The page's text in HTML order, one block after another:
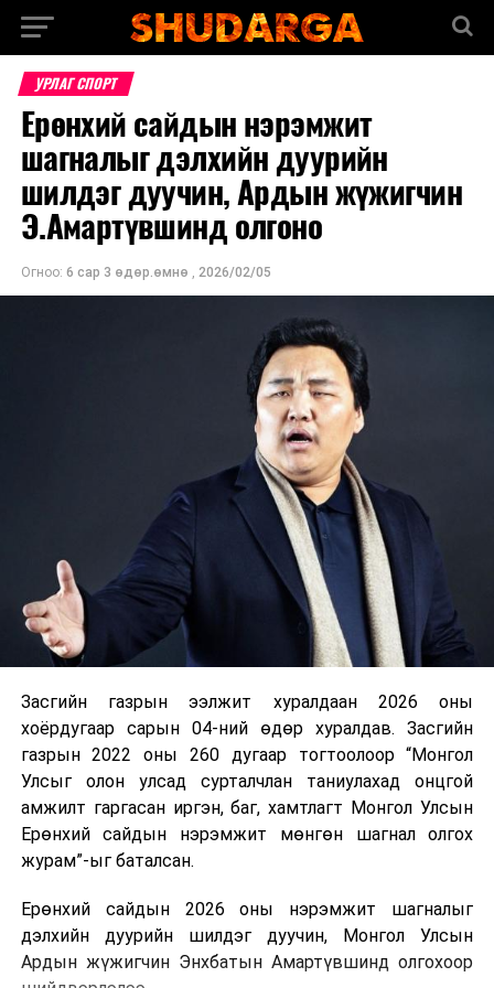
УРЛАГ СПОРТ
Ерөнхий сайдын нэрэмжит
шагналыг дэлхийн дуурийн
шилдэг дуучин, Ардын жүжигчин
Э.Амартүвшинд олгоно
Огноо: 6 сар 3 өдөр.өмнө , 2026/02/05
Засгийн газрын ээлжит хуралдаан 2026 оны
хоёрдугаар сарын 04-ний өдөр хуралдав. Засгийн
газрын 2022 оны 260 дугаар тогтоолоор “Монгол
Улсыг олон улсад сурталчлан таниулахад онцгой
амжилт гаргасан иргэн, баг, хамтлагт Монгол Улсын
Ерөнхий сайдын нэрэмжит мөнгөн шагнал олгох
журам”-ыг баталсан.
Ерөнхий сайдын 2026 оны нэрэмжит шагналыг
дэлхийн дуурийн шилдэг дуучин, Монгол Улсын
Ардын жүжигчин Энхбатын Амартүвшинд олгохоор